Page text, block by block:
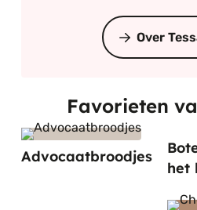
Over
Favorieten
Advocaatbroodjes
het